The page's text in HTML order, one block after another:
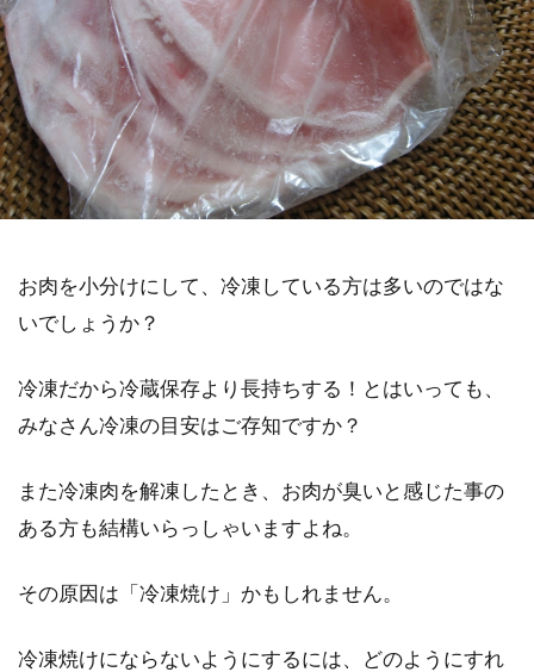
お肉を小分けにして、冷凍している方は多いのではな
いでしょうか？
冷凍だから冷蔵保存より長持ちする！とはいっても、
みなさん冷凍の目安はご存知ですか？
また冷凍肉を解凍したとき、お肉が臭いと感じた事の
ある方も結構いらっしゃいますよね。
その原因は「冷凍焼け」かもしれません。
冷凍焼けにならないようにするには、どのようにすれ